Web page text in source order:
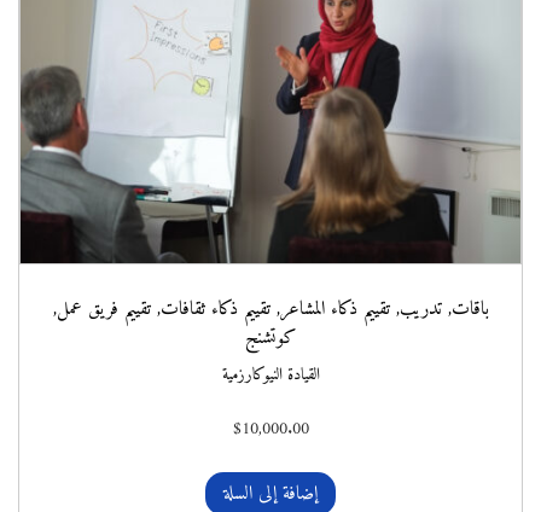
باقات,تدريب,تقييم ذكاء المشاعر,تقييم ذكاء ثقافات,تقييم فريق عمل,
كوتشنج
القيادة النيوكارزمية
$10,000.00
إضافة إلى السلة